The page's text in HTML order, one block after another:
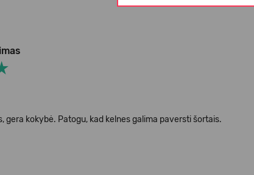
gera kokybė. Patogu, kad kelnes galima paversti šortais.